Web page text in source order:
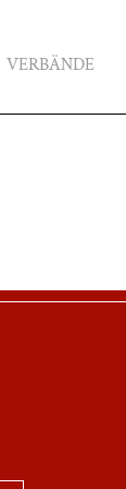
VERBÄNDE